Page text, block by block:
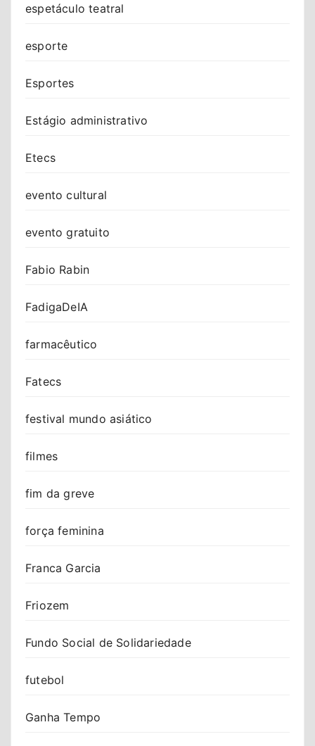
espetáculo teatral
esporte
Esportes
Estágio administrativo
Etecs
evento cultural
evento gratuito
Fabio Rabin
FadigaDeIA
farmacêutico
Fatecs
festival mundo asiático
filmes
fim da greve
força feminina
Franca Garcia
Friozem
Fundo Social de Solidariedade
futebol
Ganha Tempo